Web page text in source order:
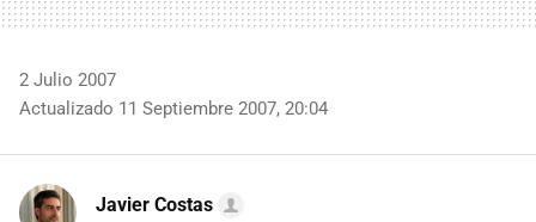
2 Julio 2007
Actualizado 11 Septiembre 2007, 20:04
Javier Costas